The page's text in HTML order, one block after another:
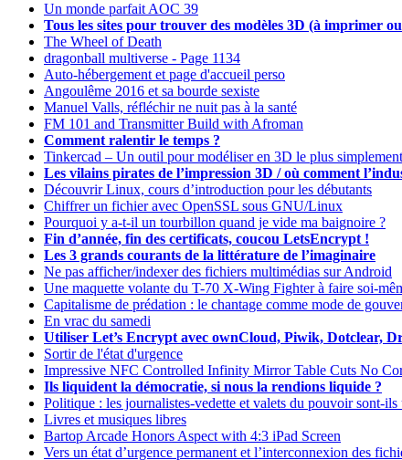
Un monde parfait AOC 39
Tous les sites pour trouver des modèles 3D (à imprimer
The Wheel of Death
dragonball multiverse - Page 1134
Auto-hébergement et page d'accueil perso
Angoulême 2016 et sa bourde sexiste
Manuel Valls, réfléchir ne nuit pas à la santé
FM 101 and Transmitter Build with Afroman
Comment ralentir le temps ?
Tinkercad – Un outil pour modéliser en 3D le plus
Les vilains pirates de l’impression 3D / où comment
Découvrir Linux, cours d’introduction pour les débutants
Chiffrer un fichier avec OpenSSL sous GNU/Linux
Pourquoi y a-t-il un tourbillon quand je vide ma baignoire ?
Fin d’année, fin des certificats, coucou LetsEncrypt !
Les 3 grands courants de la littérature de l’imaginaire
Ne pas afficher/indexer des fichiers multimédias sur Android
Une maquette volante du T-70 X-Wing Fighter à faire soi-
Capitalisme de prédation : le chantage comme mode de
En vrac du samedi
Utiliser Let’s Encrypt avec ownCloud, Piwik, Dotclear,
Sortir de l'état d'urgence
Impressive NFC Controlled Infinity Mirror Table Cuts No
Ils liquident la démocratie, si nous la rendions liquide ?
Politique : les journalistes-vedette et valets du pouvoir sont-ils
Livres et musiques libres
Bartop Arcade Honors Aspect with 4:3 iPad Screen
Vers un état d’urgence permanent et l’interconnexion des